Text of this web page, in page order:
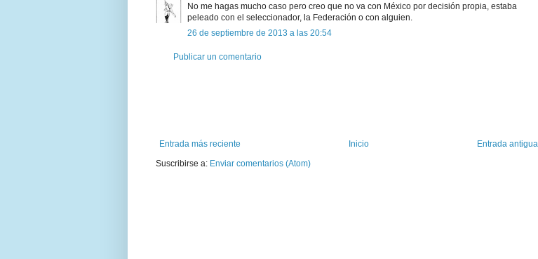
No me hagas mucho caso pero creo que no va con México por decisión propia, estaba
peleado con el seleccionador, la Federación o con alguien.
26 de septiembre de 2013 a las 20:54
Publicar un comentario
Entrada más reciente Entrada antigua
Inicio
Suscribirse a: Enviar comentarios (Atom)